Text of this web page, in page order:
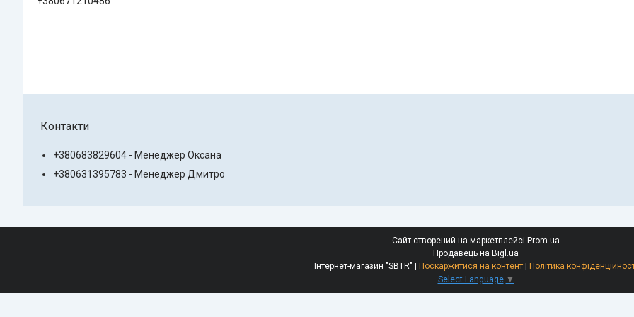
Контакти
+380683829604 - Менеджер Оксана
+380631395783 - Менеджер Дмитро
Сайт створений на маркетплейсі Prom.ua
Продавець на Bigl.ua
Поскаржитися на контент
Політика
Select Language ▼